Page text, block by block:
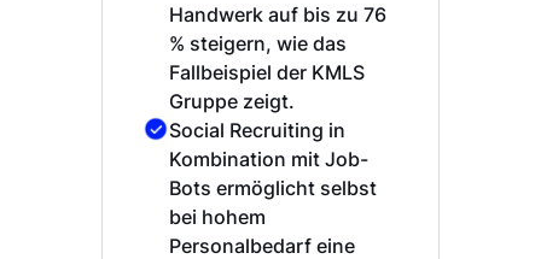
Handwerk auf bis zu 76
% steigern, wie das
Fallbeispiel der KMLS
Gruppe zeigt.
Social Recruiting in
Kombination mit Job-
Bots ermöglicht selbst
bei hohem
Personalbedarf eine